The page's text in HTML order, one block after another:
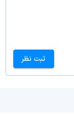
ثبت نظر